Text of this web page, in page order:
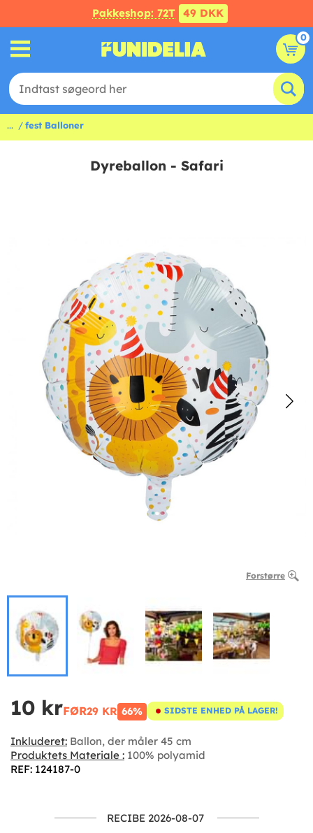
Pakkeshop: 72T 49 DKK
0
... fest Balloner
Dyreballon - Safari
Forstørre
10 krFØR29 KR 66% SIDSTE ENHED PÅ LAGER!
Inkluderet: Ballon, der måler 45 cm
Produktets Materiale : 100% polyamid
REF: 124187-0
RECIBE 2026-08-07